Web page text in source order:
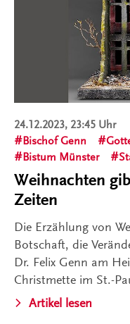
24.12.2023, 23:45 Uhr
Bischof Genn
Bistum Münster
Weihnachten
Zeiten
Die Erzählung von
Botschaft, die
Dr. Felix Genn am
Christmette im St.-
Artikel lesen